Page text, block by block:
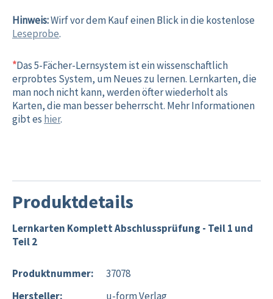
Hinweis:Wirf vor dem Kauf einen Blick in die kostenlose
Leseprobe.
*Das 5-Fächer-Lernsystem ist ein wissenschaftlich
erprobtes System, um Neues zu lernen. Lernkarten, die
man noch nicht kann, werden öfter wiederholt als
Karten, die man besser beherrscht. Mehr Informationen
gibt es hier.
Produktdetails
Lernkarten Komplett Abschlussprüfung - Teil 1 und
Teil 2
Produktnummer:
Hersteller:
37078
u-form Verlag